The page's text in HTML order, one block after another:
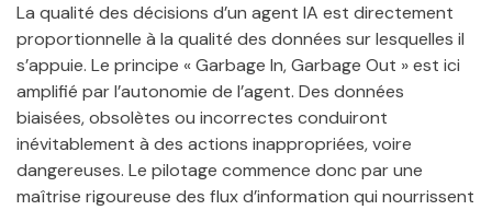
La qualité des décisions d’un agent IA est directement
proportionnelle à la qualité des données sur lesquelles il
s’appuie. Le principe « Garbage In, Garbage Out » est ici
amplifié par l’autonomie de l’agent. Des données
biaisées, obsolètes ou incorrectes conduiront
inévitablement à des actions inappropriées, voire
dangereuses. Le pilotage commence donc par une
maîtrise rigoureuse des flux d’information qui nourrissent